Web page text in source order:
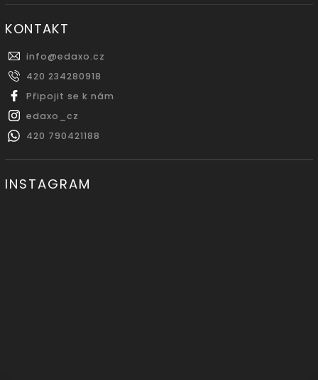
KONTAKT
info@edaxo.cz
420 234280918
Připojit se k nám
edaxo_cz
420 790421188
INSTAGRAM